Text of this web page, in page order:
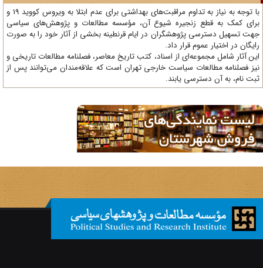
با توجه به نیاز به تداوم مراقبت‌های بهداشتی برای عدم ابتلا به ویروس کووید 19 و
کمک به قطع زنجیره شیوع آن، مؤسسه مطالعات و پژوهش‌های سیاسی
تسهیل دسترسی پژوهشگران در ایام قرنطینه بخشی از آثار خود را به صورت
در اختیار عموم قرار داد.
آثار شامل مجموعه‌ای از اسناد، کتب تاریخ معاصر، فصلنامه‌ مطالعات تاریخی و
فصلنامه مطالعات سیاست خارجی تهران است که علاقه‌مندان می‌توانند پس از
نام، به آن دسترسی یابند.